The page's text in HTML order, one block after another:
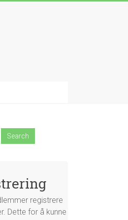
registrere
Dette for å kunne